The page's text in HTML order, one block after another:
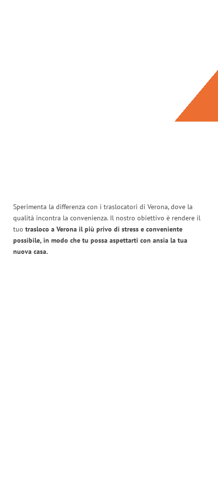
Sperimenta la differenza con i traslocatori di Verona, dove la
qualità incontra la convenienza. Il nostro obiettivo è rendere il
tuo trasloco a Verona il più privo di stress e conveniente
possibile, in modo che tu possa aspettarti con ansia la tua
nuova casa.